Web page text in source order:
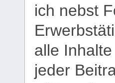
ich nebst
alle
jeder